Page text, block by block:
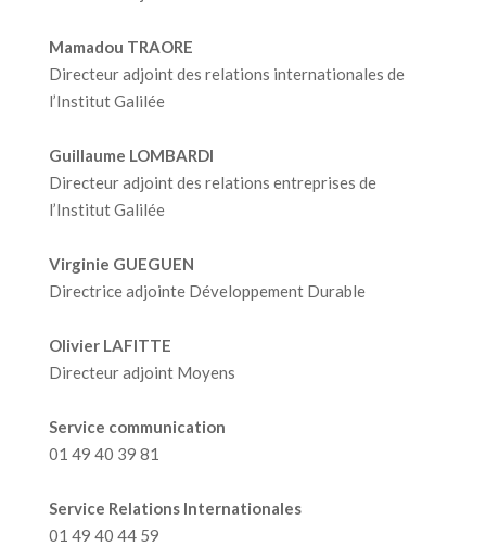
Mamadou TRAORE
Directeur adjoint des relations internationales de
l’Institut Galilée
Guillaume LOMBARDI
Directeur adjoint des relations entreprises de
l’Institut Galilée
Virginie GUEGUEN
Directrice adjointe Développement Durable
Olivier LAFITTE
Directeur adjoint Moyens
Service communication
01 49 40 39 81
Service Relations Internationales
01 49 40 44 59